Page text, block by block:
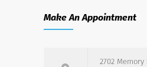
Make An Appointment
2702 Memory